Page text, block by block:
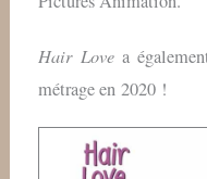
Hair Lovea
métrage en 2020 !